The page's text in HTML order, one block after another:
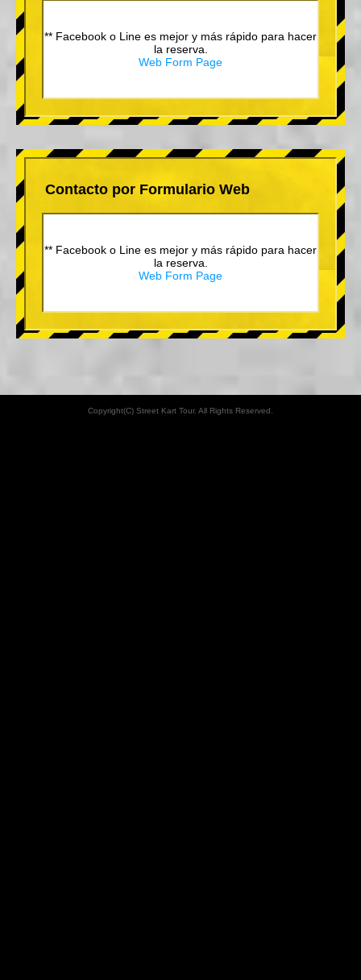
** Facebook o Line es mejor y más rápido para hacer
la reserva.
Web Form Page
Contacto por Formulario Web
** Facebook o Line es mejor y más rápido para hacer
la reserva.
Web Form Page
Copyright(C) Street Kart Tour. All Rights Reserved.